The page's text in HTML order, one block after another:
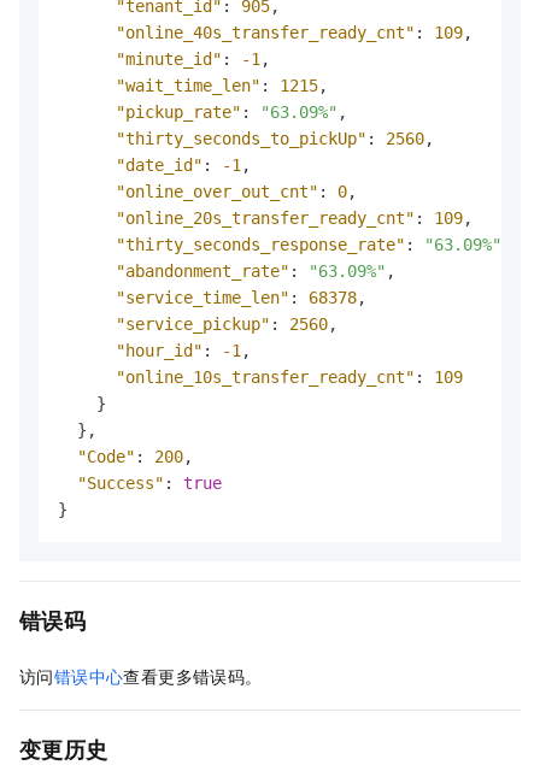
"tenant_id" : 905,
"online_40s_transfer_ready_cnt" : 109,
"minute_id" : -1 ,
"wait_time_len" : 1215,
"pickup_rate" : "63.09%" ,
"thirty_seconds_to_pickUp" : 2560,
"date_id" : -1 ,
"online_over_out_cnt" : 0,
"online_20s_transfer_ready_cnt" : 109,
"thirty_seconds_response_rate" : "63.09%"
"abandonment_rate" : "63.09%" ,
"service_time_len" : 68378,
"service_pickup" : 2560,
"hour_id" : -1 ,
"online_10s_transfer_ready_cnt" :
109
}
} ,
"Code" : 200,
"Success" :
true
}
错误码
访问错误中心查看更多错误码。
变更历史